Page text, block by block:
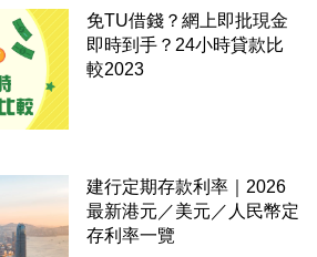
免TU借錢？網上即批現金
即時到手？24小時貸款比
較2023
建行定期存款利率｜2026
最新港元／美元／人民幣定
存利率一覽